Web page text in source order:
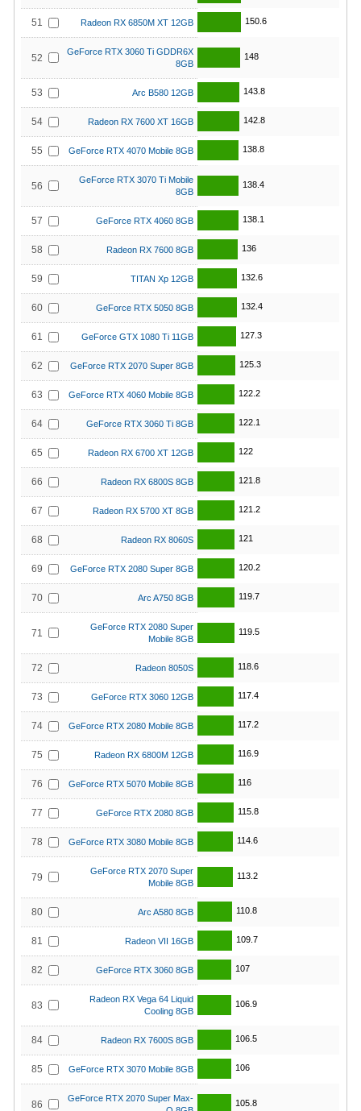
51 Radeon RX 6850M XT 12GB 150.6
52
GeForce RTX 3060 Ti GDDR6X
8GB
148
53 Arc B580 12GB 143.8
54 Radeon RX 7600 XT 16GB 142.8
55 GeForce RTX 4070 Mobile 8GB 138.8
56
GeForce RTX 3070 Ti Mobile
8GB
138.4
57 GeForce RTX 4060 8GB 138.1
58 Radeon RX 7600 8GB 136
59 TITAN Xp 12GB 132.6
60 GeForce RTX 5050 8GB 132.4
61 GeForce GTX 1080 Ti 11GB 127.3
62 GeForce RTX 2070 Super 8GB 125.3
63 GeForce RTX 4060 Mobile 8GB 122.2
64 GeForce RTX 3060 Ti 8GB 122.1
65 Radeon RX 6700 XT 12GB 122
66 Radeon RX 6800S 8GB 121.8
67 Radeon RX 5700 XT 8GB 121.2
68 Radeon RX 8060S 121
69 GeForce RTX 2080 Super 8GB 120.2
70 Arc A750 8GB 119.7
71
GeForce RTX 2080 Super
Mobile 8GB
119.5
72 Radeon 8050S 118.6
73 GeForce RTX 3060 12GB 117.4
74 GeForce RTX 2080 Mobile 8GB 117.2
75 Radeon RX 6800M 12GB 116.9
76 GeForce RTX 5070 Mobile 8GB 116
77 GeForce RTX 2080 8GB 115.8
78 GeForce RTX 3080 Mobile 8GB 114.6
79
GeForce RTX 2070 Super
Mobile 8GB
113.2
80 Arc A580 8GB 110.8
81 Radeon VII 16GB 109.7
82 GeForce RTX 3060 8GB 107
83
Radeon RX Vega 64 Liquid
Cooling 8GB
106.9
84 Radeon RX 7600S 8GB 106.5
85 GeForce RTX 3070 Mobile 8GB 106
86
GeForce RTX 2070 Super Max-
105.8